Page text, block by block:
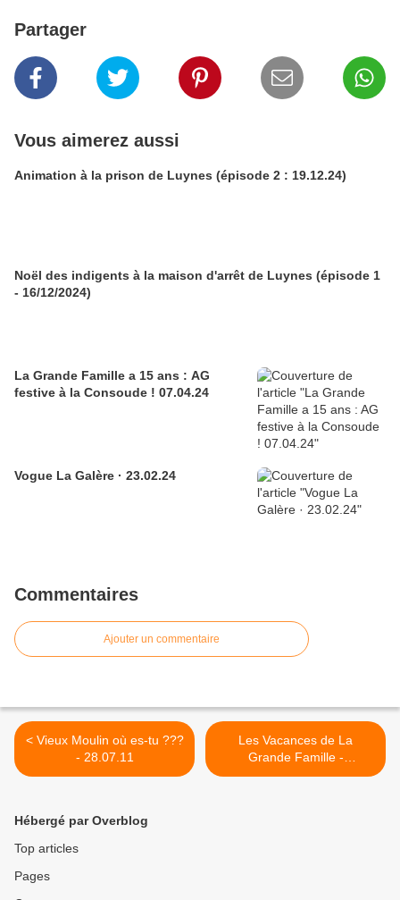
Partager
Vous aimerez aussi
Animation à la prison de Luynes (épisode 2 : 19.12.24)
Noël des indigents à la maison d'arrêt de Luynes (épisode 1
- 16/12/2024)
La Grande Famille a 15 ans : AG
festive à la Consoude ! 07.04.24
Vogue La Galère · 23.02.24
Commentaires
Ajouter un commentaire
< Vieux Moulin où es-tu ???
- 28.07.11
Les Vacances de La
Grande Famille -
09/16.08.11 >
Hébergé par Overblog
Top articles
Pages